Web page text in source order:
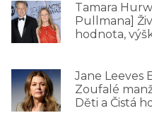
Tamara
Pullmana]
hodnota,
Jane Leeves
Zoufalé
Děti a Čistá